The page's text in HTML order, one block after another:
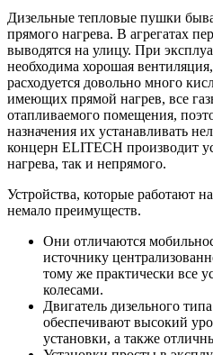
Дизельные тепловые пушки
прямого нагрева. В агрегатах
выводятся на улицу. При
необходима хорошая
расходуется довольно много
имеющих прямой нагрев, все
отапливаемого помещения,
назначения их устанавливать
концерн ELITECH производит
нагрева, так и непрямого.
Устройства, которые работают
немало преимуществ.
Они отличаются
источнику
тому же практически все
колесами.
Двигатель дизельного
обеспечивают высокий
установки, а также